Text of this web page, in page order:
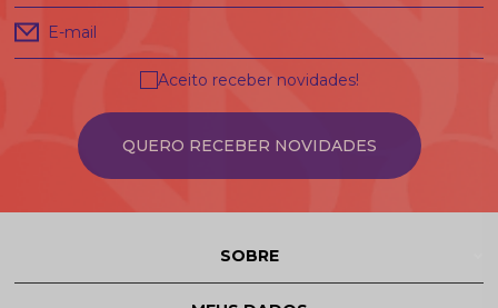
E-mail
QUERO RECEBER NOVIDADES
Aceito receber novidades!
SOBRE